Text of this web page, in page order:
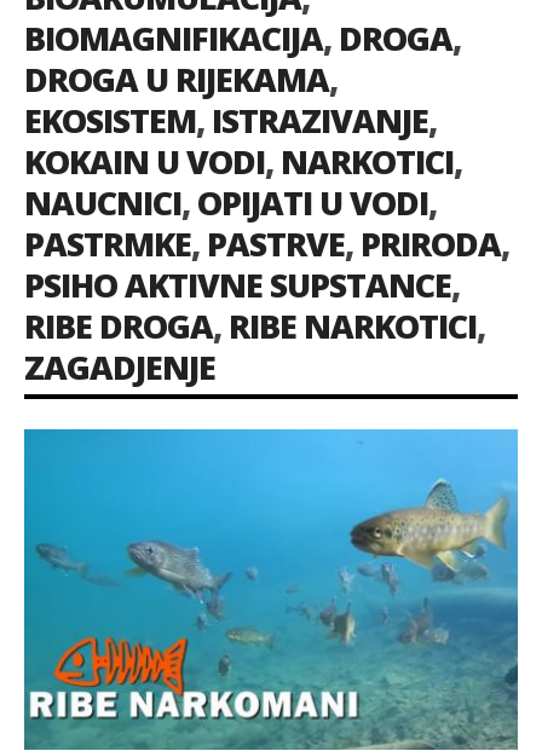
BIOMAGNIFIKACIJA, DROGA,
DROGA U RIJEKAMA,
EKOSISTEM, ISTRAZIVANJE,
KOKAIN U VODI, NARKOTICI,
NAUCNICI,OPIJATI U VODI,
PASTRMKE, PASTRVE, PRIRODA,
PSIHO AKTIVNE SUPSTANCE,
RIBE DROGA, RIBE NARKOTICI,
ZAGADJENJE